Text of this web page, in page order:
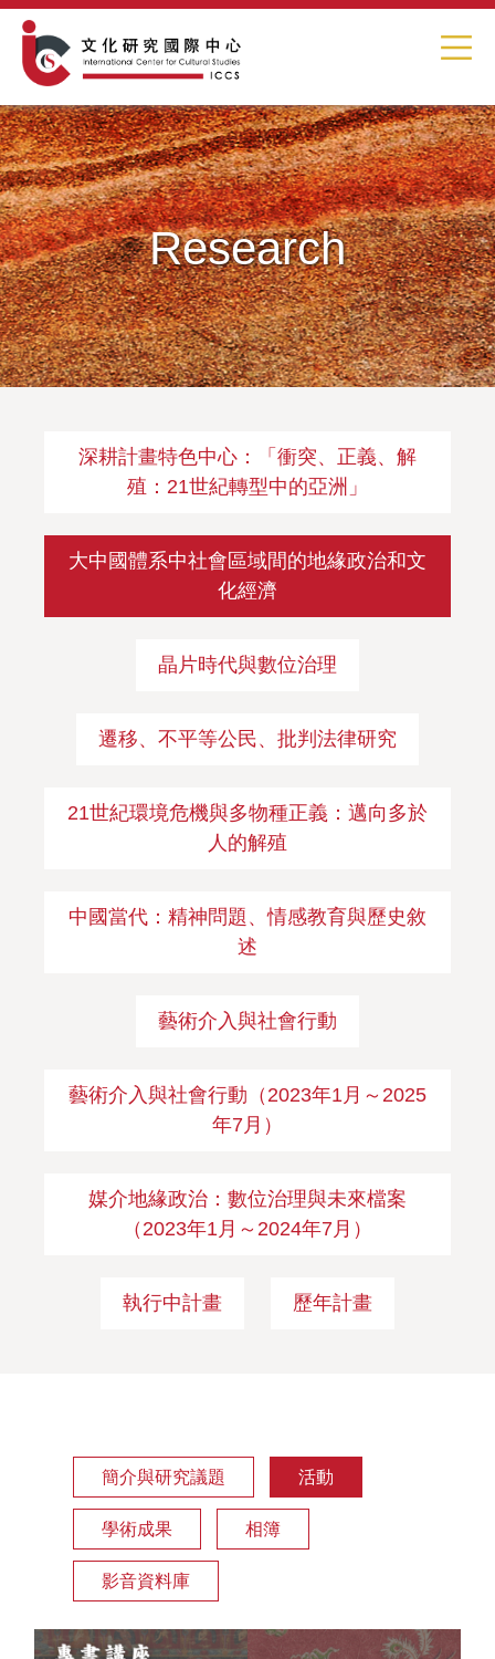
Research
深耕計畫特色中心：「衝突、正義、解
殖：21世紀轉型中的亞洲」
大中國體系中社會區域間的地緣政治和文
化經濟
晶片時代與數位治理
遷移、不平等公民、批判法律研究
21世紀環境危機與多物種正義：邁向多於
人的解殖
中國當代：精神問題、情感教育與歷史敘
述
藝術介入與社會行動
藝術介入與社會行動（2023年1月～2025
年7月）
媒介地緣政治：數位治理與未來檔案
（2023年1月～2024年7月）
執行中計畫 歷年計畫
簡介與研究議題 活動
學術成果 相簿
影音資料庫